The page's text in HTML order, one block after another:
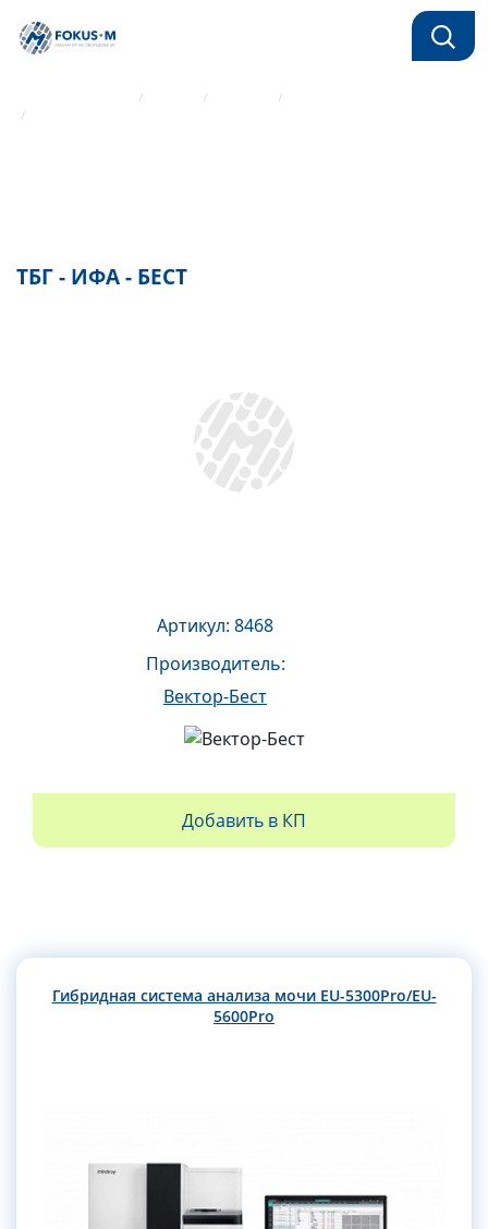
ТБГ - ИФА - БЕСТ
Артикул: 8468
Производитель:
Вектор-Бест
Добавить в КП
Гибридная система анализа мочи EU-5300Pro/EU-
5600Pro